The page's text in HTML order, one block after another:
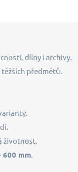
dílny i archivy.
těžších předmětů.
životnost.
600 mm.